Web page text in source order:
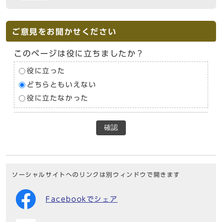
ご意見をお聞かせください
このページは役に立ちましたか？
役に立った
どちらともいえない
役に立たなかった
確認
ソーシャルサイトへのリンクは別ウィンドウで開きます
Facebookでシェア